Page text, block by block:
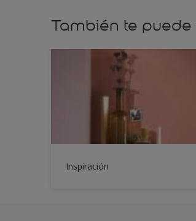
También te puede
Inspiración